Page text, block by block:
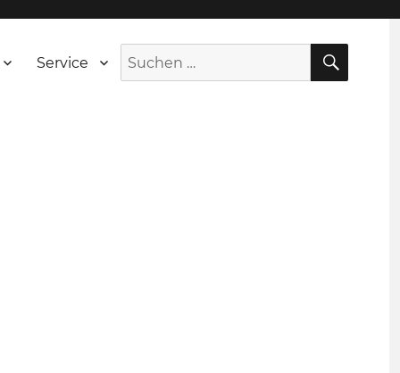
Service
Suche
nach: